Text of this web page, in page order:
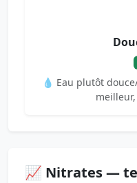
💧 Eau plutôt
📈 Nitrates —